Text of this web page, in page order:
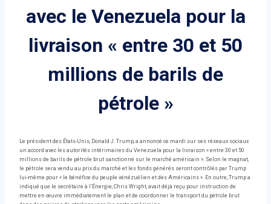
avec le Venezuela pour la
livraison « entre 30 et 50
millions de barils de
pétrole »
Le président des États-Unis, Donald J. Trump, a annoncé ce mardi sur ses réseaux sociaux
un accord avec les autorités intérimaires du Venezuela pour la livraison « entre 30 et 50
millions de barils de pétrole brut sanctionné sur le marché américain ». Selon le magnat,
le pétrole sera vendu au prix du marché et les fonds générés seront contrôlés par Trump
lui-même pour « le bénéfice du peuple vénézuélien et des Américains ». En outre, Trump a
indiqué que le secrétaire à l’Énergie, Chris Wright, avait déjà reçu pour instruction de
mettre en œuvre immédiatement le plan et de coordonner le transport du pétrole brut